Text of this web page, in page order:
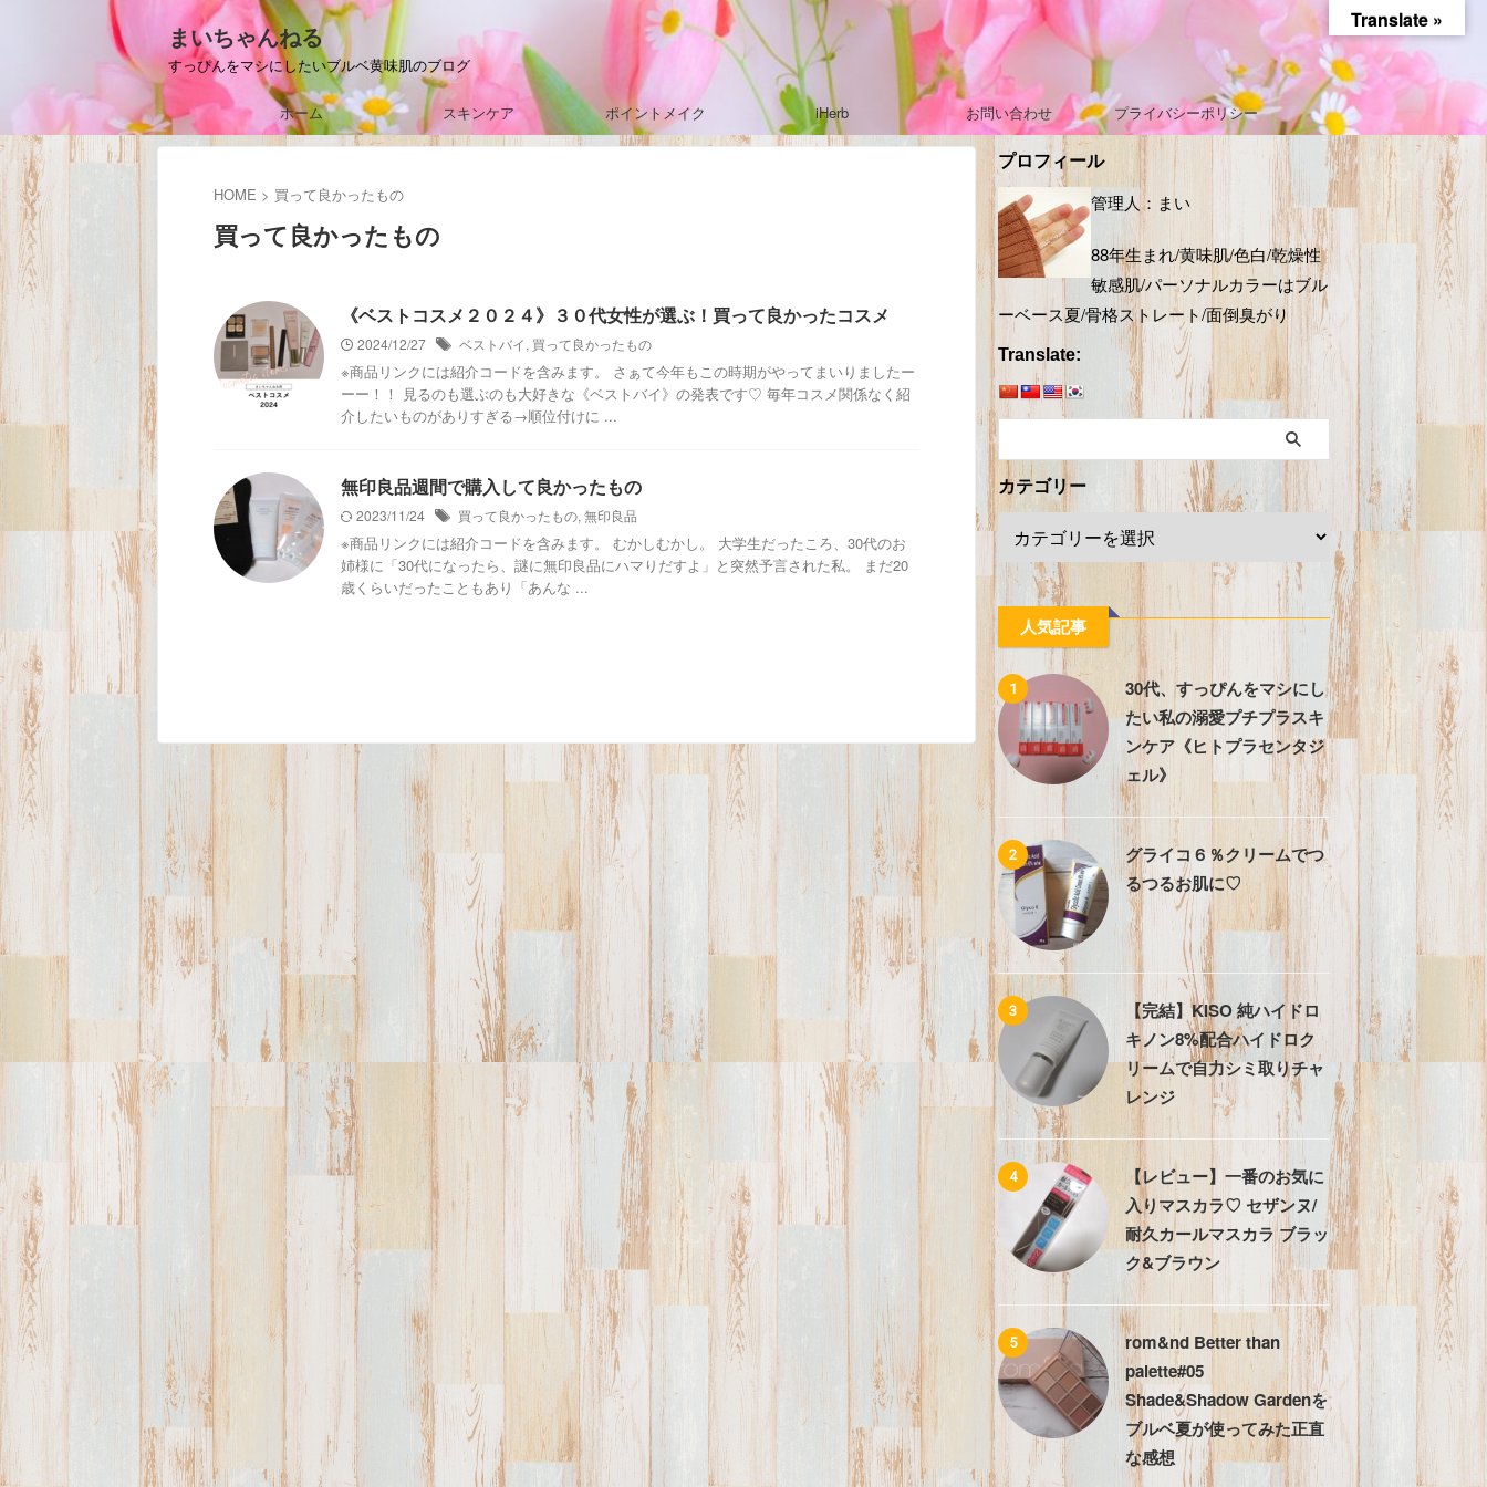
まいちゃんねる
すっぴんをマシにしたいブルベ黄味肌のブログ
ホーム スキンケア ポイントメイク iHerb お問い合わせ プライバシーポリシー
HOME > 買って良かったもの
買って良かったもの
《ベストコスメ２０２４》３０代女性が選ぶ！買って良かったコスメ
2024/12/27 ベストバイ, 買って良かったもの
※商品リンクには紹介コードを含みます。 さぁて今年もこの時期がやってまいりましたー
ーー！！ 見るのも選ぶのも大好きな《ベストバイ》の発表です♡ 毎年コスメ関係なく紹
介したいものがありすぎる→順位付けに ...
無印良品週間で購入して良かったもの
2023/11/24 買って良かったもの, 無印良品
※商品リンクには紹介コードを含みます。 むかしむかし。 大学生だったころ、30代のお
姉様に「30代になったら、謎に無印良品にハマりだすよ」と突然予言された私。 まだ20
歳くらいだったこともあり「あんな ...
プロフィール
管理人：まい
88年生まれ/黄味肌/色白/乾燥性
敏感肌/パーソナルカラーはブル
ーベース夏/骨格ストレート/面倒臭がり
Translate:
カテゴリー
人気記事
1
30代、すっぴんをマシにし
たい私の溺愛プチプラスキ
ンケア《ヒトプラセンタジ
ェル》
2
グライコ６％クリームでつ
るつるお肌に♡
3
【完結】KISO 純ハイドロ
キノン8%配合ハイドロク
リームで自力シミ取りチャ
レンジ
4
【レビュー】一番のお気に
入りマスカラ♡ セザンヌ/
耐久カールマスカラ ブラッ
ク&ブラウン
5
rom&nd Better than
palette#05
Shade&Shadow Gardenを
ブルベ夏が使ってみた正直
な感想
Translate »